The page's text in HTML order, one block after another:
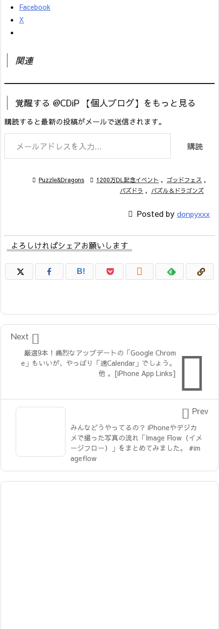
Facebook
X
関連
覚醒する @CDiP 【個人ブログ】をもっと見る
購読すると最新の投稿がメールで送信されます。
メールアドレスを入力...
購読
 Puzzle&Dragons  1200万DL記念イベント , ゴッドフェス ,
パズドラ , パズル＆ドラゴンズ
 Posted by donpyxxx
よろしければシェアお願いします
B! 

厳選9本！痛烈なアップデートの「Google Chrom
e」もいいが、やっぱり「速Calendar」でしょう。
他 。[iPhone App Links]

Next
みんなどうやってるの？ iPhoneやデジカ
メで撮った写真の流れ「Image Flow（イメ
ージフロー）」をまとめてみました。 #im
ageflow
 Prev